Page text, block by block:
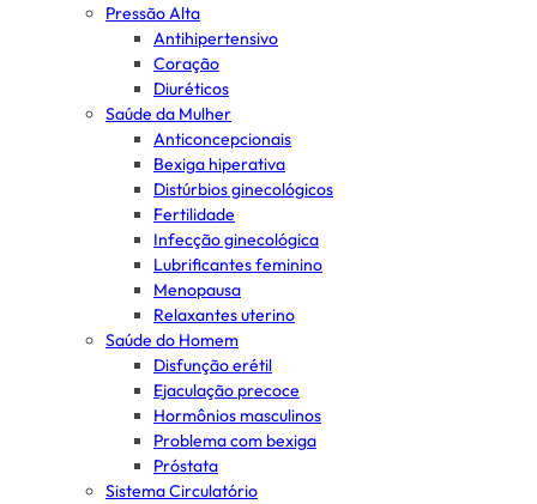
Pressão Alta
Antihipertensivo
Coração
Diuréticos
Saúde da Mulher
Anticoncepcionais
Bexiga hiperativa
Distúrbios ginecológicos
Fertilidade
Infecção ginecológica
Lubrificantes feminino
Menopausa
Relaxantes uterino
Saúde do Homem
Disfunção erétil
Ejaculação precoce
Hormônios masculinos
Problema com bexiga
Próstata
Sistema Circulatório